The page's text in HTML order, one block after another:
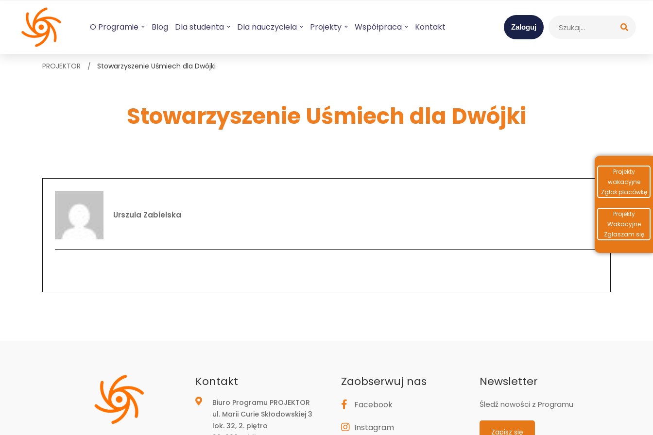
Projekty
wakacyjne
Zgłoś placówkę
Projekty
Wakacyjne
Zgłaszam się
O Programie Blog Dla studenta Dla nauczyciela Projekty Współpraca Kontakt Zaloguj
Stowarzyszenie Uśmiech dla Dwójki
PROJEKTOR Stowarzyszenie Uśmiech dla Dwójki
Urszula Zabielska
Kontakt
Biuro Programu PROJEKTOR
ul. Marii Curie Skłodowskiej 3
lok. 32, 2. piętro
Zaobserwuj nas
Facebook
Instagram
Newsletter
Śledź nowości z Programu
Zapisz się